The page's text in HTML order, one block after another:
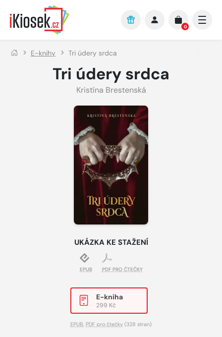
Přejít na hlavní obsah
0
E-knihy Tri údery srdca
Tri údery srdca
Kristína Brestenská
UKÁZKA KE STAŽENÍ
EPUB PDF PRO ČTEČKY
E-kniha
299 Kč
EPUB PDF pro čtečky (328 stran)